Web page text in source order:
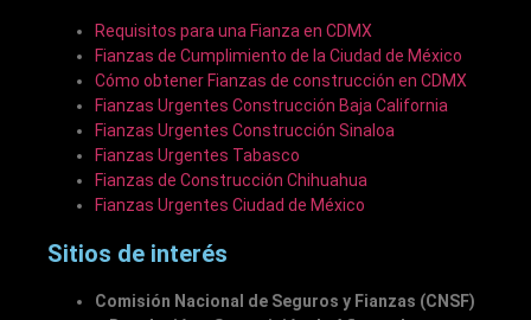
Requisitos para una Fianza en CDMX
Fianzas de Cumplimiento de la Ciudad de México
Cómo obtener Fianzas de construcción en CDMX
Fianzas Urgentes Construcción Baja California
Fianzas Urgentes Construcción Sinaloa
Fianzas Urgentes Tabasco
Fianzas de Construcción Chihuahua
Fianzas Urgentes Ciudad de México
Sitios de interés
Comisión Nacional de Seguros y Fianzas (CNSF)